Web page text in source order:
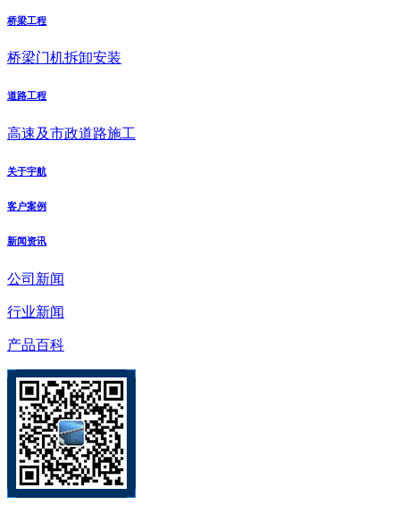
桥梁工程
桥梁门机拆卸安装
道路工程
高速及市政道路施工
关于宇航
客户案例
新闻资讯
公司新闻
行业新闻
产品百科